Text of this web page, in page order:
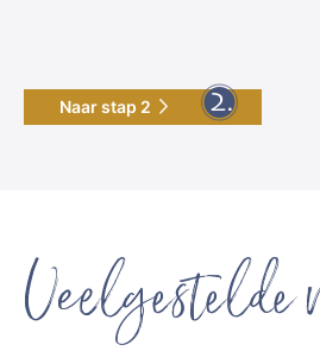
Naar stap 2
Veelgestelde